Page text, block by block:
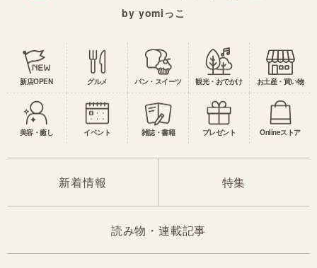
by yomiっこ
新店OPEN グルメ パン・スイーツ 観光・おでかけ お土産・買い物
美容・癒し イベント 雑誌・書籍 プレゼント Onlineストア
新着情報 特集
読み物・連載記事